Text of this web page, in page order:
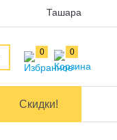
Ташара
0 0
Скидки!